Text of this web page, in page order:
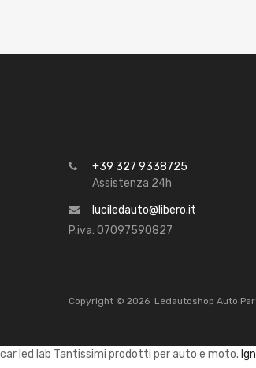
+39 327 9338725
Assistenza 24h
luciledauto@libero.it
P.iva: 07097590827
Copyright © 2026 Ledautoshop Auto
car led lab Tantissimi prodotti per auto e moto.